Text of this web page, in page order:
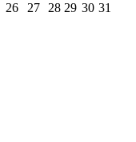
26
27 28 29 30 31